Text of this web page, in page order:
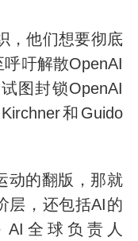
，他们想要彻底
吁解散OpenAI
图封锁OpenAI
和Guido
动的翻版，那就
层，还包括AI的
AI全球负责人